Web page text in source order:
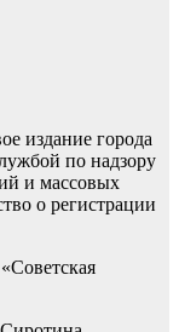
издание города
по надзору
и массовых
о регистрации